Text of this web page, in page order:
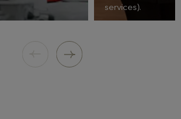
services).